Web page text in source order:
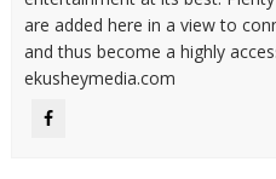
are added here in a view to
and thus become a highly
ekusheymedia.com